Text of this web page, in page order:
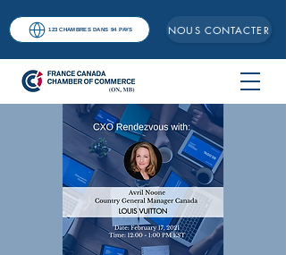
123 CHAMBRES DANS 94 PAYS NOUS CONTACTER